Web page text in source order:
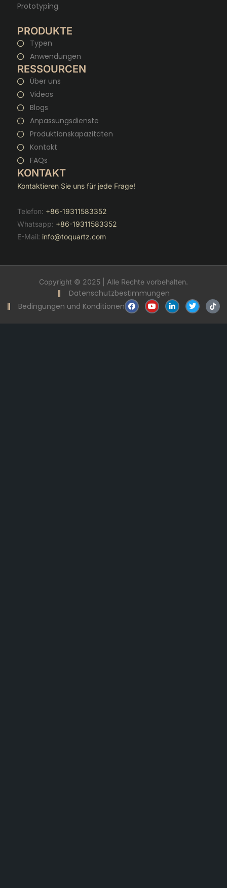
Prototyping.
PRODUKTE
Typen
Anwendungen
RESSOURCEN
Über uns
Videos
Blogs
Anpassungsdienste
Produktionskapazitäten
Kontakt
FAQs
KONTAKT
Kontaktieren Sie uns für jede Frage!
Telefon: +86-19311583352
Whatsapp: +86-19311583352
E-Mail: info@toquartz.com
Copyright © 2025 | Alle Rechte vorbehalten.
Datenschutzbestimmungen
Bedingungen und Konditionen
F
a
c
Y
o
u
V
e
r
T
w
i
T
i
k